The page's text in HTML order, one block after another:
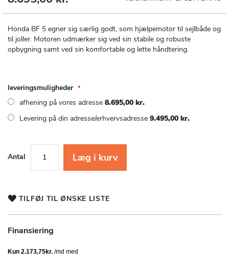
Honda BF 5 egner sig særlig godt, som hjælpemotor til sejlbåde og
til joller. Motoren udmærker sig ved sin stabile og robuste
opbygning samt ved sin komfortable og lette håndtering.
leveringsmuligheder
afhening på vores adresse 8.695,00 kr.
Levering på din adresse/erhvervsadresse 9.495,00 kr.
Antal Læg i kurv
TILFØJ TIL ØNSKE LISTE
Finansiering
af
billedgalleriet